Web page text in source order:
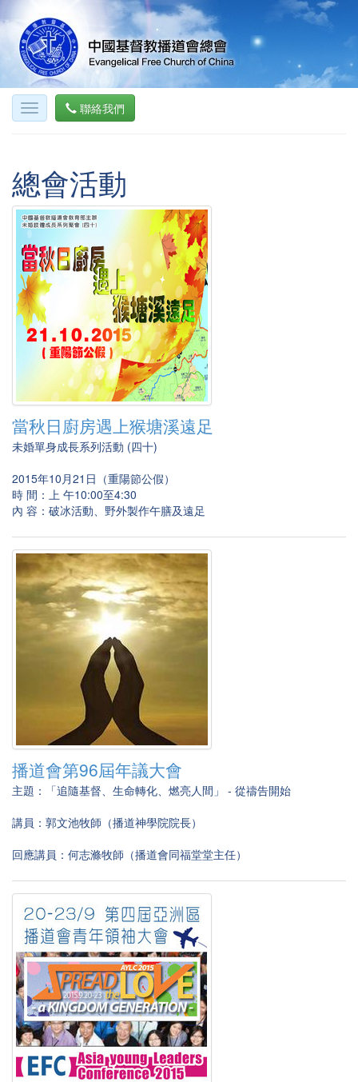
聯絡我們
總會活動
當秋日廚房遇上猴塘溪遠足
未婚單身成長系列活動 (四十)
2015年10月21日（重陽節公假）
時 間：上 午10:00至4:30
內 容：破冰活動、野外製作午膳及遠足
播道會第96屆年議大會
主題：「追隨基督、生命轉化、燃亮人間」 - 從禱告開始
講員：郭文池牧師（播道神學院院長）
回應講員：何志滌牧師（播道會同福堂堂主任）